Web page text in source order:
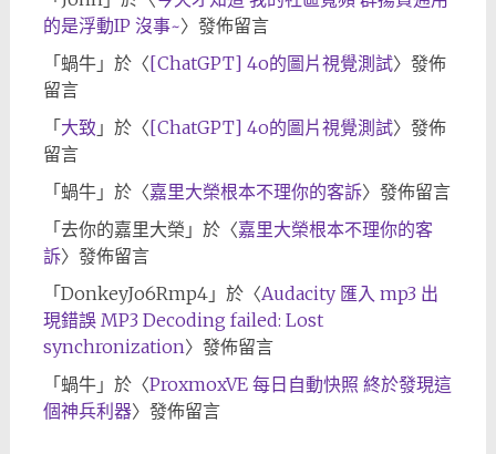
的是浮動IP 沒事~〉發佈留言
「蝸牛」於〈[ChatGPT] 4o的圖片視覺測試〉發佈
留言
「大致 」於〈[ChatGPT] 4o的圖片視覺測試〉發佈
留言
「蝸牛」於〈嘉里大榮根本不理你的客訴〉發佈留言
「去你的嘉里大榮 」於〈嘉里大榮根本不理你的客
訴〉發佈留言
「DonkeyJo6Rmp4」於〈Audacity 匯入 mp3 出
現錯誤 MP3 Decoding failed: Lost
synchronization〉發佈留言
「蝸牛」於〈ProxmoxVE 每日自動快照 終於發現這
個神兵利器〉發佈留言